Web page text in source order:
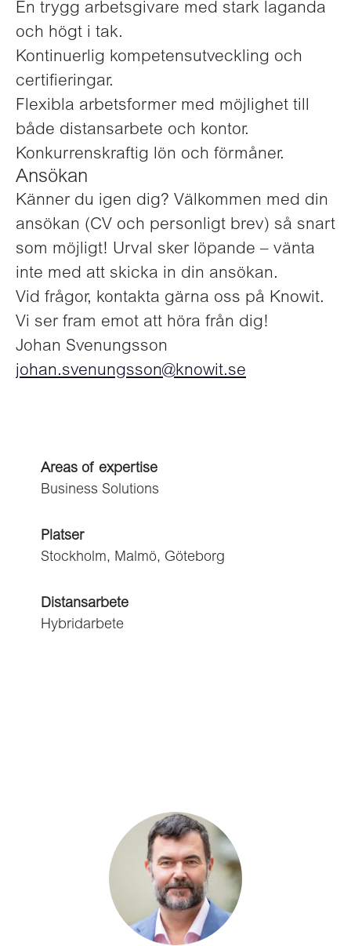
En trygg arbetsgivare med stark laganda
och högt i tak.
Kontinuerlig kompetensutveckling och
certifieringar.
Flexibla arbetsformer med möjlighet till
både distansarbete och kontor.
Konkurrenskraftig lön och förmåner.
Ansökan
Känner du igen dig? Välkommen med din
ansökan (CV och personligt brev) så snart
som möjligt! Urval sker löpande – vänta
inte med att skicka in din ansökan.
Vid frågor, kontakta gärna oss på Knowit.
Vi ser fram emot att höra från dig!
Johan Svenungsson
johan.svenungsson@knowit.se
Areas of expertise
Business Solutions
Platser
Stockholm, Malmö, Göteborg
Distansarbete
Hybridarbete